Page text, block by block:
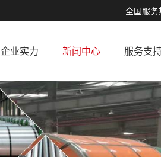
全国服
企业实力 新闻中心 服务支